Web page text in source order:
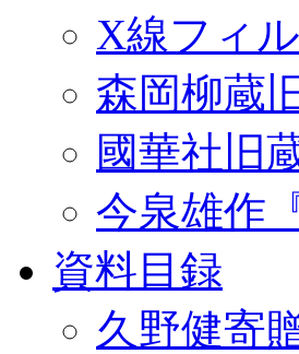
X線フィ
森岡柳蔵
國華社旧
今泉雄作
資料目録
久野健寄